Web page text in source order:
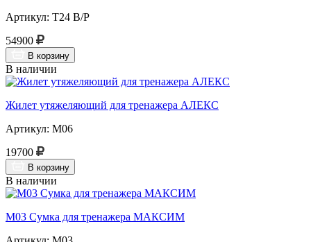
Артикул: Т24 В/Р
54900
В корзину
В наличии
Жилет утяжеляющий для тренажера АЛЕКС
Артикул: М06
19700
В корзину
В наличии
М03 Сумка для тренажера МАКСИМ